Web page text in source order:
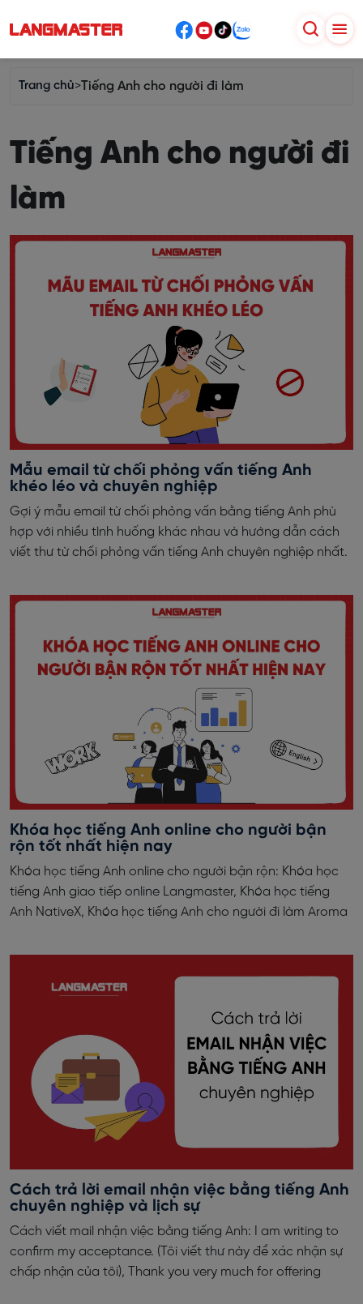
Trang chủ>Tiếng Anh cho người đi làm
Tiếng Anh cho người đi
làm
Mẫu email từ chối phỏng vấn tiếng Anh
khéo léo và chuyên nghiệp
Gợi ý mẫu email từ chối phỏng vấn bằng tiếng Anh phù
hợp với nhiều tình huống khác nhau và hướng dẫn cách
viết thư từ chối phỏng vấn tiếng Anh chuyên nghiệp nhất.
Khóa học tiếng Anh online cho người bận
rộn tốt nhất hiện nay
Khóa học tiếng Anh online cho người bận rộn: Khóa học
tiếng Anh giao tiếp online Langmaster, Khóa học tiếng
Anh NativeX, Khóa học tiếng Anh cho người đi làm Aroma
Cách trả lời email nhận việc bằng tiếng Anh
chuyên nghiệp và lịch sự
Cách viết mail nhận việc bằng tiếng Anh: I am writing to
confirm my acceptance. (Tôi viết thư này để xác nhận sự
chấp nhận của tôi), Thank you very much for offering